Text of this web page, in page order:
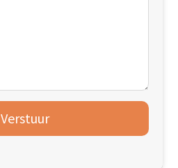
Verstuur